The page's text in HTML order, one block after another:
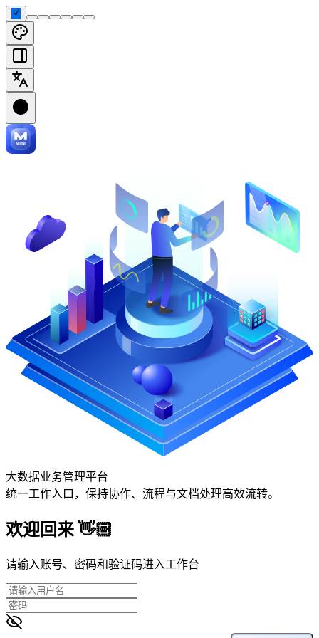
大数据业务管理平台
统一工作入口，保持协作、流程与文档处理高效流转。
欢迎回来 👋🏻
请输入账号、密码和验证码进入工作台